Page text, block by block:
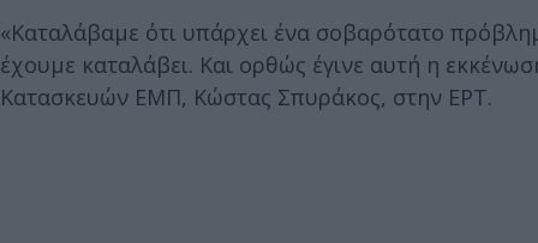
«Καταλάβαμε ότι υπάρχει ένα σοβαρότατο
έχουμε καταλάβει. Και ορθώς έγινε αυτή η
Κατασκευών ΕΜΠ, Κώστας Σπυράκος, στην ΕΡΤ.